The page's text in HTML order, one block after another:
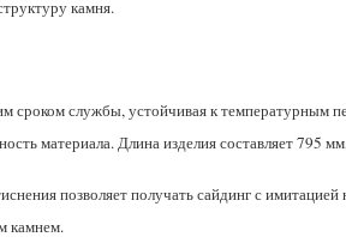
камня.
сроком службы, устойчивая к температурным
материала. Длина изделия составляет 795
позволяет получать сайдинг с
камнем.